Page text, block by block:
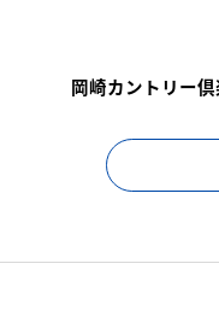
岡崎カントリー